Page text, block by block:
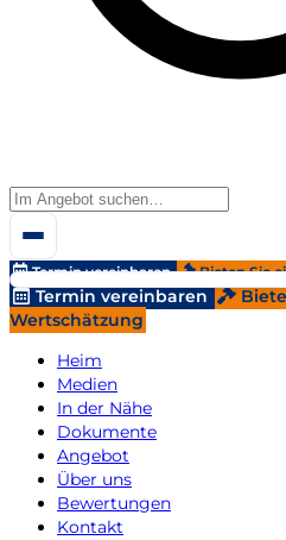
Termin vereinbaren Bieten Sie
Termin vereinbaren
Wertschätzung
Heim
Medien
In der Nähe
Dokumente
Angebot
Über uns
Bewertungen
Kontakt